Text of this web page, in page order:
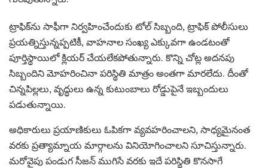
ట్రాఫిక్‌ను సాఫీగా నిర్వహించేందుకు టోల్ సిబ్బంది, ట్రాఫిక్ పోలీసులు
ప్రయత్నిస్తున్నప్పటికీ, వాహనాల సంఖ్య ఎక్కువగా ఉండటంతో
పూర్తిస్థాయిలో క్లియర్ చేయలేకపోతున్నారు. కొన్ని చోట్ల అదనపు
సిబ్బందిని మోహరించినా పరిస్థితి మాత్రం అంతగా మారలేదు. దీంతో
చిన్నపిల్లలు, వృద్ధులు ఉన్న కుటుంబాలు రోడ్డుపైనే ఇబ్బందులు
పడుతున్నాయి.
అధికారులు ప్రయాణికులు ఓపికగా వ్యవహరించాలని, సాధ్యమైనంత
వరకు ప్రత్యామ్నాయ మార్గాలను వినియోగించాలని సూచిస్తున్నారు.
మరోవైపు పండుగ సీజన్ ముగిసే వరకు ఇదే పరిస్థితి కొనసాగే